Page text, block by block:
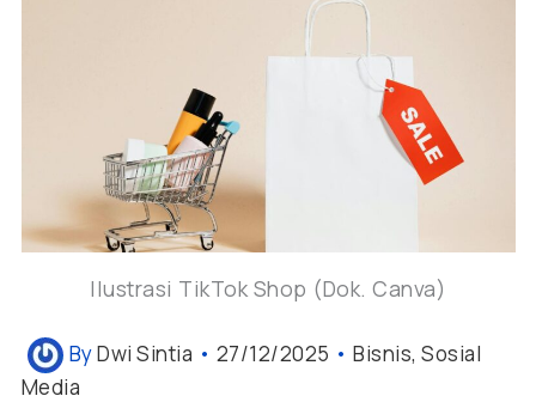
Ilustrasi TikTok Shop (Dok. Canva)
ByDwi Sintia • 27/12/2025 • Bisnis, Sosial
Media